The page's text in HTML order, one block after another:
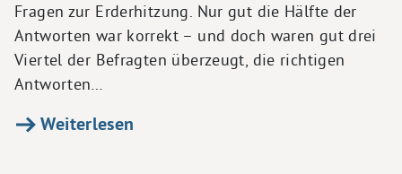
Fragen zur Erderhitzung. Nur gut die Hälfte der
Antworten war korrekt – und doch waren gut drei
Viertel der Befragten überzeugt, die richtigen
Antworten…
Weiterlesen